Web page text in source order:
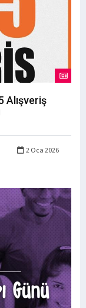
Alışveriş
2 Oca 2026